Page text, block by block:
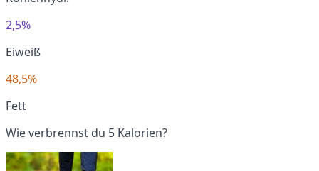
2,5%
Eiweiß
48,5%
Fett
Wie verbrennst du 5 Kalorien?